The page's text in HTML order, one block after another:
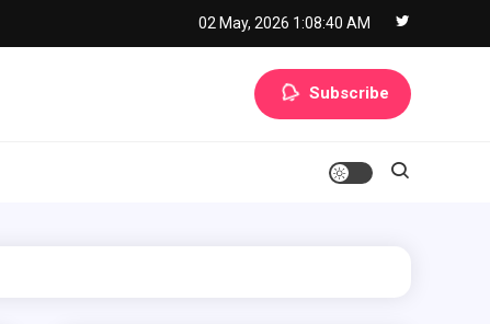
02 May, 2026 1:08:41 AM
Subscribe